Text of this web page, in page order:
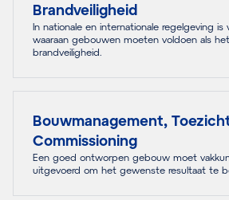
Brandveiligheid
In nationale en internationale regelgeving is
waaraan gebouwen moeten voldoen als
brandveiligheid.
Bouwmanagement,
Commissioning
Een goed ontworpen gebouw moet
uitgevoerd om het gewenste resultaat te